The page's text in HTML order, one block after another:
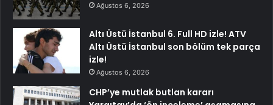
Ağustos 6, 2026
Altı Üstü İstanbul 6. Full HD izle! ATV
Altı Üstü İstanbul son bölüm tek parça
izle!
Ağustos 6, 2026
CHP’ye mutlak butlan kararı